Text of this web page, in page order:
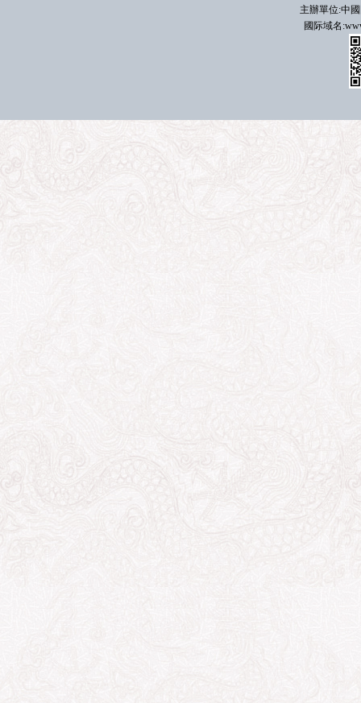
主辦單位:中
國际域名 :